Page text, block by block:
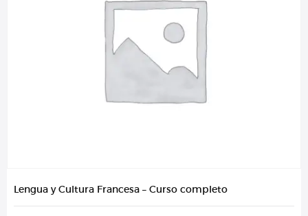
Lengua y Cultura Francesa – Curso completo